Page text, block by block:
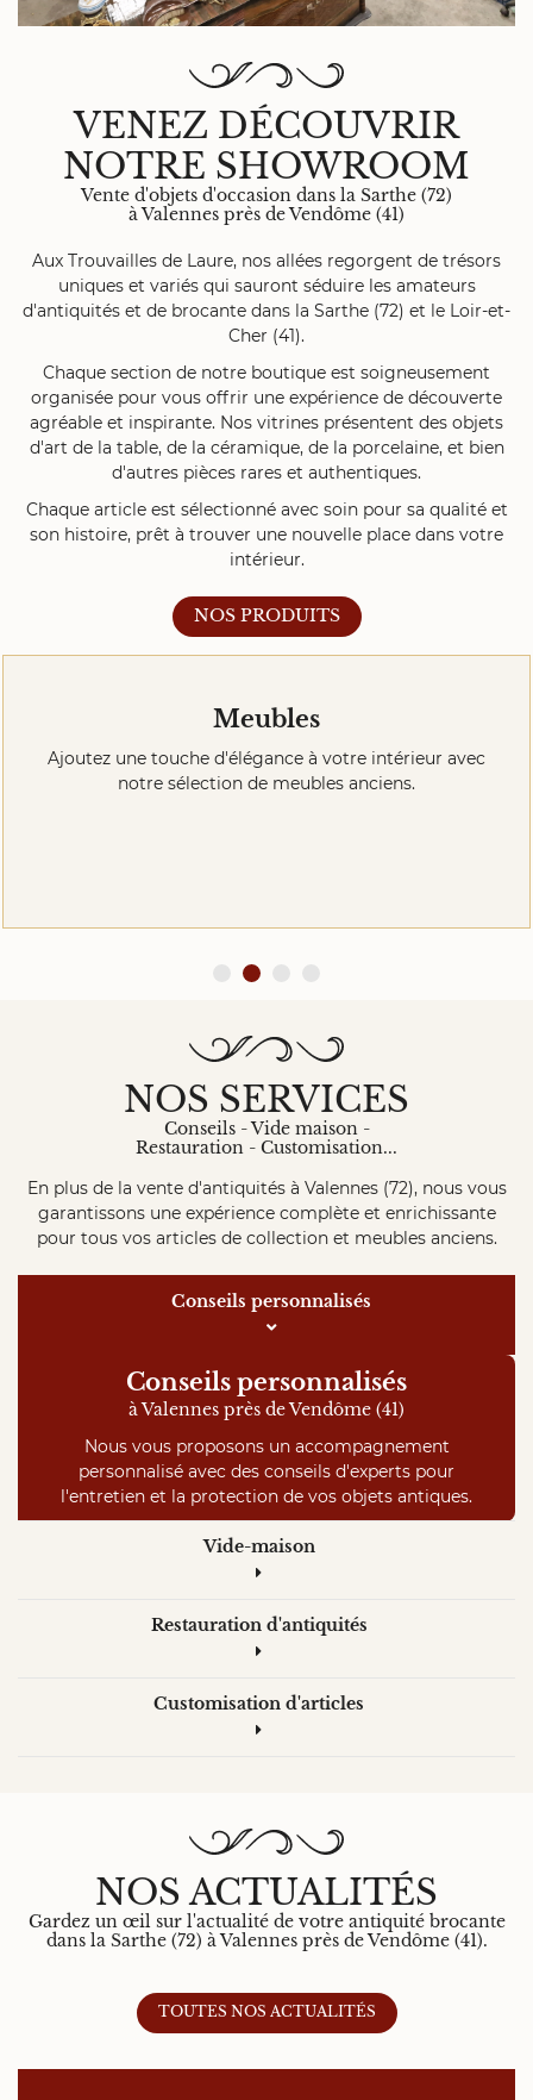
BOUTIQUE
SAVOIR-FAIRE
PRODUITS
AVIS
Une
06 20 28
Rejoignez-
VENEZ DÉCOUVRIR
NOTRE SHOWROOM
Vente d'objets d'occasion dans la Sarthe (72)
à Valennes près de Vendôme (41)
Aux Trouvailles de Laure, nos allées regorgent de trésors
uniques et variés qui sauront séduire les amateurs
d'antiquités et de brocante dans la Sarthe (72) et le Loir-et-
Cher (41).
Chaque section de notre boutique est soigneusement
organisée pour vous offrir une expérience de découverte
agréable et inspirante. Nos vitrines présentent des objets
d'art de la table, de la céramique, de la porcelaine, et bien
d'autres pièces rares et authentiques.
Chaque article est sélectionné avec soin pour sa qualité et
son histoire, prêt à trouver une nouvelle place dans votre
intérieur.
NOS PRODUITS
Meubles
Ajoutez une touche d'élégance à votre intérieur avec
notre sélection de meubles anciens.
NOS SERVICES
Conseils - Vide maison -
Restauration - Customisation...
En plus de la vente d'antiquités à Valennes (72), nous vous
garantissons une expérience complète et enrichissante
pour tous vos articles de collection et meubles anciens.
Conseils personnalisés
Conseils personnalisés
à Valennes près de Vendôme (41)
Nous vous proposons un accompagnement
personnalisé avec des conseils d'experts pour
l'entretien et la protection de vos objets antiques.
Vide-maison
Restauration d'antiquités
Customisation d'articles
NOS ACTUALITÉS
Gardez un œil sur l'actualité de votre antiquité brocante
dans la Sarthe (72) à Valennes près de Vendôme (41).
TOUTES NOS ACTUALITÉS